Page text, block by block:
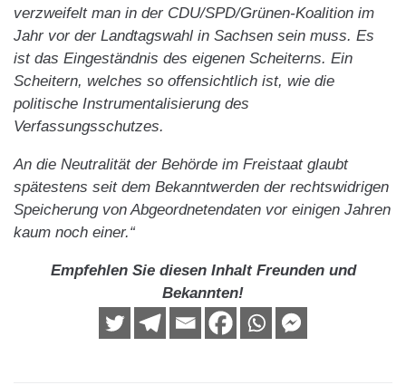
verzweifelt man in der CDU/SPD/Grünen-Koalition im
Jahr vor der Landtagswahl in Sachsen sein muss. Es
ist das Eingeständnis des eigenen Scheiterns. Ein
Scheitern, welches so offensichtlich ist, wie die
politische Instrumentalisierung des
Verfassungsschutzes.
An die Neutralität der Behörde im Freistaat glaubt
spätestens seit dem Bekanntwerden der rechtswidrigen
Speicherung von Abgeordnetendaten vor einigen Jahren
kaum noch einer.“
Empfehlen Sie diesen Inhalt Freunden und
Bekannten!